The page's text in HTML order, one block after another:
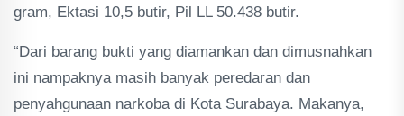
gram, Ektasi 10,5 butir, Pil LL 50.438 butir.
“Dari barang bukti yang diamankan dan dimusnahkan
ini nampaknya masih banyak peredaran dan
penyahgunaan narkoba di Kota Surabaya. Makanya,